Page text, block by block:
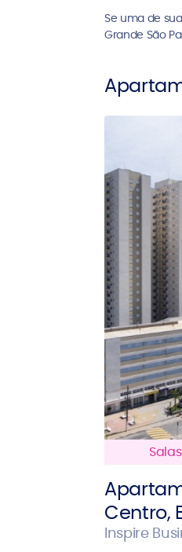
Se uma de
Grande São
Centro,
Inspire